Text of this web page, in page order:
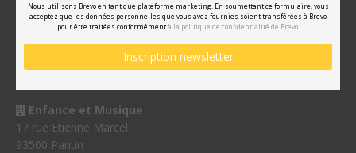
Nous utilisons Brevo en tant que plateforme marketing. En soumettant ce formulaire, vous
acceptez que les données personnelles que vous avez fournies soient transférées à Brevo
pour être traitées conformémentà la politique de confidentialité de Brevo.
Enfance et Musique
17 rue Etienne Marcel
93500 Pantin